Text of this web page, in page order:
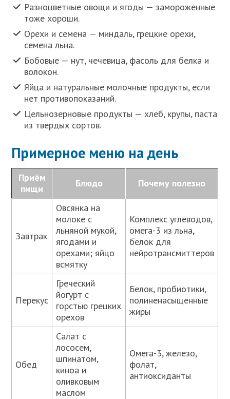
Разноцветные овощи и ягоды — замороженные
тоже хороши.
Орехи и семена — миндаль, грецкие орехи,
семена льна.
Бобовые — нут, чечевица, фасоль для белка и
волокон.
Яйца и натуральные молочные продукты, если
нет противопоказаний.
Цельнозерновые продукты — хлеб, крупы, паста
из твердых сортов.
Примерное меню на день
Приём
пищи
Блюдо Почему полезно
Завтрак
Овсянка на
молоке с
льняной мукой,
ягодами и
орехами; яйцо
всмятку
Комплекс углеводов,
омега-3 из льна,
белок для
нейротрансмиттеров
Перекус
Греческий
йогурт с
горстью грецких
орехов
Белок, пробиотики,
полиненасыщенные
жиры
Обед
Салат с
лососем,
шпинатом,
киноа и
оливковым
маслом
Омега-3, железо,
фолат,
антиоксиданты